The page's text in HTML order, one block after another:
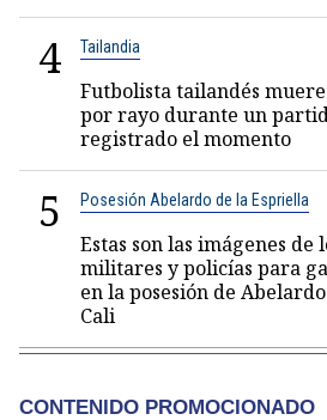
4 Tailandia
Futbolista tailandés
por rayo durante un
registrado el momento
5 Posesión Abelardo de la Espriella
Estas son las imágenes de
militares y policías para
en la posesión de
Cali